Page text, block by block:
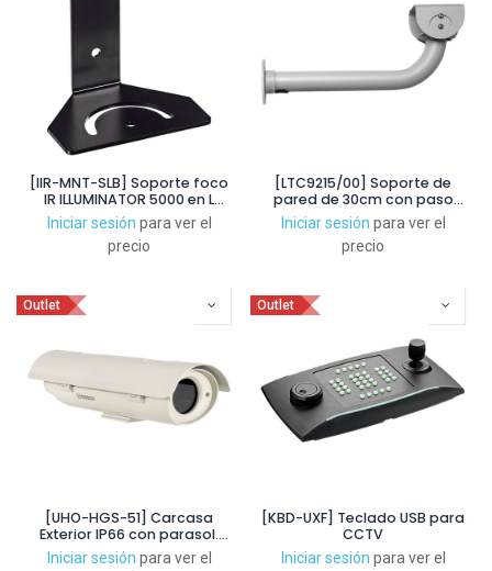
[IIR-MNT-SLB] Soporte foco
IR ILLUMINATOR 5000 en L
sencillo negro
Iniciar sesión para ver el
precio
[LTC9215/00] Soporte de
pared de 30cm con paso
para cables de 12” para
carcasas LTC 948x
Iniciar sesión para ver el
precio
Outlet
[UHO-HGS-51] Carcasa
Exterior IP66 con parasol.
230Vac
Iniciar sesión para ver el
Outlet
[KBD-UXF] Teclado USB para
CCTV
Iniciar sesión para ver el